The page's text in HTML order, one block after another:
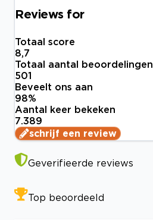
Reviews for
Totaal score
8,7
Totaal aantal beoordelingen
501
Beveelt ons aan
98%
Aantal keer bekeken
7.389
schrijf een review
Geverifieerde reviews
Top beoordeeld